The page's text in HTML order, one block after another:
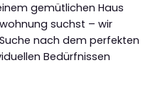
gemütlichen Haus
suchst – wir
nach dem perfekten
Bedürfnissen